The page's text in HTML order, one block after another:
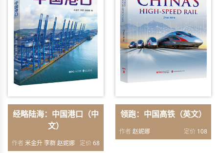
经略陆海：中国港口（中
文）
作者 米金升 李群 赵妮娜 定价68
领跑：中国高铁（英文）
作者 赵妮娜 定价 108